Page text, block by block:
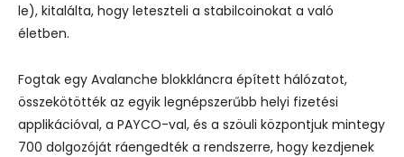
le), kitalálta, hogy leteszteli a stabilcoinokat a való
életben.
Fogtak egy Avalanche blokkláncra épített hálózatot,
összekötötték az egyik legnépszerűbb helyi fizetési
applikációval, a PAYCO-val, és a szöuli központjuk mintegy
700 dolgozóját ráengedték a rendszerre, hogy kezdjenek